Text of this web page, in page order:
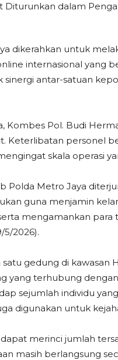
dalam
dikerahkan untuk
internasional yang
antar-satuan
Kombes Pol. Budi
Keterlibatan personel
skala operasi
Polda Metro Jaya
guna menjamin
mengamankan para
5/2026).
satu gedung di
yang terhubung
sejumlah individu
digunakan untuk
merinci jumlah
masih berlangsung